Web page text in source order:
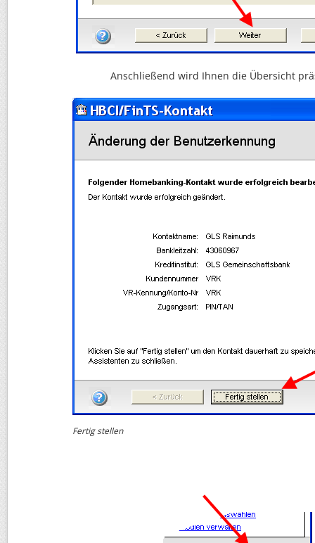
Anschließend wird Ihnen die Übersicht
Fertig stellen